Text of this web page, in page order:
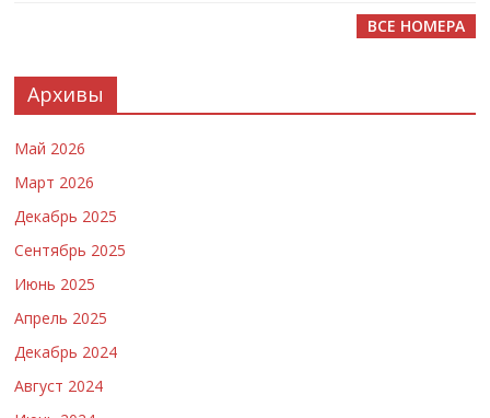
ВСЕ НОМЕРА
Архивы
Май 2026
Март 2026
Декабрь 2025
Сентябрь 2025
Июнь 2025
Апрель 2025
Декабрь 2024
Август 2024